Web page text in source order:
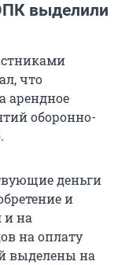
выделили
что
арендное
оборонно-
деньги
и
и на
на оплату
выделены на